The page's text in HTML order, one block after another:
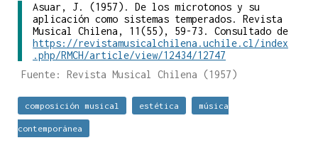
Asuar, J. (1957). De los microtonos y su
aplicación como sistemas temperados. Revista
Musical Chilena, 11(55), 59-73. Consultado de
https://revistamusicalchilena.uchile.cl/index
.php/RMCH/article/view/12434/12747
Fuente: Revista Musical Chilena (1957)
composición musical estética música
contemporánea